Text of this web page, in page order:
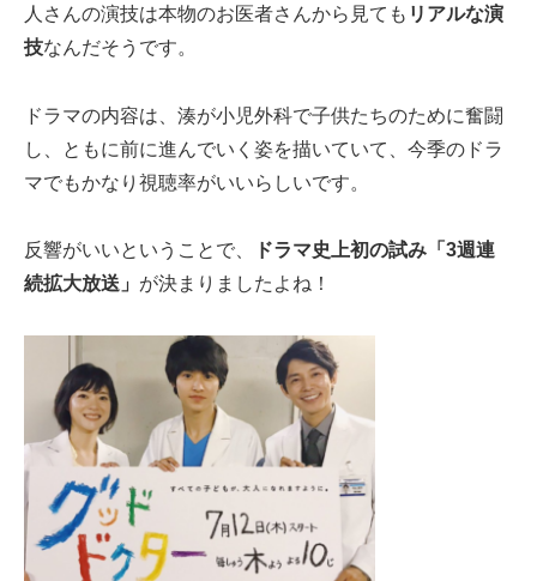
人さんの演技は本物のお医者さんから見ても リアルな演
技なんだそうです。
ドラマの内容は、湊が小児外科で子供たちのために奮闘
し、ともに前に進んでいく姿を描いていて、今季のドラ
マでもかなり視聴率がいいらしいです。
反響がいいということで、
ドラマ史上初の試み「3週連
続拡大放送」 が決まりましたよね！